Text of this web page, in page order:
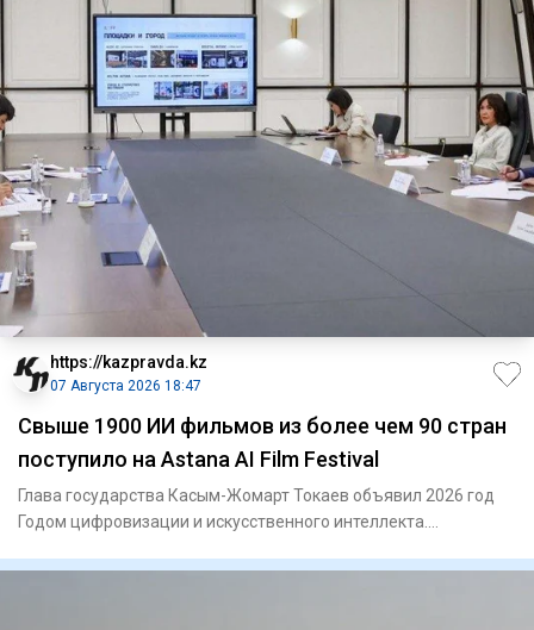
https://kazpravda.kz
07 Августа 2026 18:47
Свыше 1900 ИИ фильмов из более чем 90 стран
поступило на Astana AI Film Festival
Глава государства Касым-Жомарт Токаев объявил 2026 год
Годом цифровизации и искусственного интеллекта.